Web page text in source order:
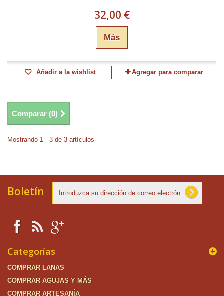
32,00 €
Más
Añadir a la wishlist Agregar para comparar
Comparar (0)
Mostrando 1 - 3 de 3 artículos
Boletín
Categorías
COMPRAR LANAS
COMPRAR AGUJAS Y MÁS
COMPRAR ARTESANÍA